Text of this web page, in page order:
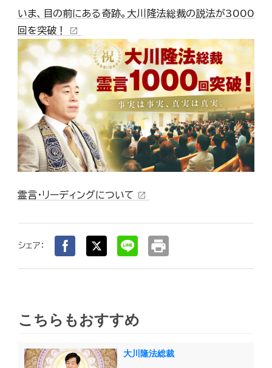
いま、目の前にある奇跡。大川隆法総裁の説法が3000
回を突破！
open_in_new
霊言・リーディングについて open_in_new
シェア： print
こちらもおすすめ
大川隆法総裁